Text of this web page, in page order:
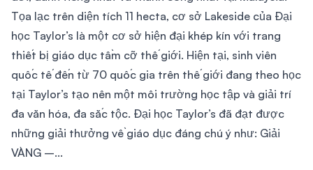
Tọa lạc trên diện tích 11 hecta, cơ sở Lakeside của Đại
học Taylor’s là một cơ sở hiện đại khép kín với trang
thiết bị giáo dục tầm cỡ thế giới. Hiện tại, sinh viên
quốc tế đến từ 70 quốc gia trên thế giới đang theo học
tại Taylor’s tạo nên một môi trường học tập và giải trí
đa văn hóa, đa sắc tộc. Đại học Taylor’s đã đạt được
những giải thưởng về giáo dục đáng chú ý như: Giải
VÀNG –...